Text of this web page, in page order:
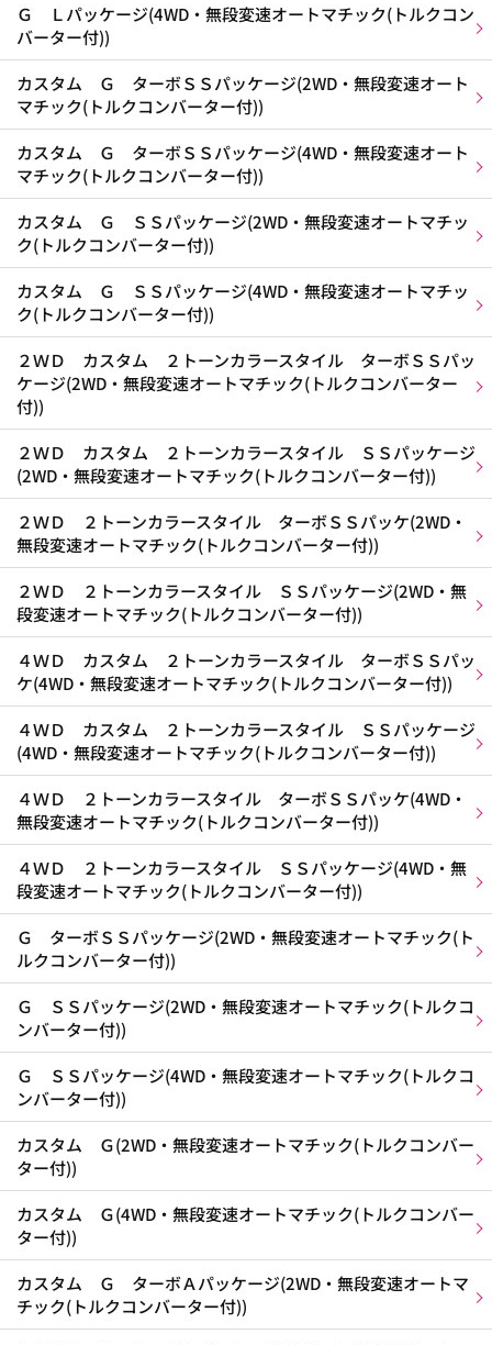
Ｇ Ｌパッケージ(4WD・無段変速オートマチック(トルクコン
バーター付))
カスタム Ｇ ターボＳＳパッケージ(2WD・無段変速オート
マチック(トルクコンバーター付))
カスタム Ｇ ターボＳＳパッケージ(4WD・無段変速オート
マチック(トルクコンバーター付))
カスタム Ｇ ＳＳパッケージ(2WD・無段変速オートマチッ
ク(トルクコンバーター付))
カスタム Ｇ ＳＳパッケージ(4WD・無段変速オートマチッ
ク(トルクコンバーター付))
２ＷＤ カスタム ２トーンカラースタイル ターボＳＳパッ
ケージ(2WD・無段変速オートマチック(トルクコンバーター
付))
２ＷＤ カスタム ２トーンカラースタイル ＳＳパッケージ
(2WD・無段変速オートマチック(トルクコンバーター付))
２ＷＤ ２トーンカラースタイル ターボＳＳパッケ(2WD・
無段変速オートマチック(トルクコンバーター付))
２ＷＤ ２トーンカラースタイル ＳＳパッケージ(2WD・無
段変速オートマチック(トルクコンバーター付))
４ＷＤ カスタム ２トーンカラースタイル ターボＳＳパッ
ケ(4WD・無段変速オートマチック(トルクコンバーター付))
４ＷＤ カスタム ２トーンカラースタイル ＳＳパッケージ
(4WD・無段変速オートマチック(トルクコンバーター付))
４ＷＤ ２トーンカラースタイル ターボＳＳパッケ(4WD・
無段変速オートマチック(トルクコンバーター付))
４ＷＤ ２トーンカラースタイル ＳＳパッケージ(4WD・無
段変速オートマチック(トルクコンバーター付))
Ｇ ターボＳＳパッケージ(2WD・無段変速オートマチック(ト
ルクコンバーター付))
Ｇ ＳＳパッケージ(2WD・無段変速オートマチック(トルクコ
ンバーター付))
Ｇ ＳＳパッケージ(4WD・無段変速オートマチック(トルクコ
ンバーター付))
カスタム Ｇ(2WD・無段変速オートマチック(トルクコンバー
ター付))
カスタム Ｇ(4WD・無段変速オートマチック(トルクコンバー
ター付))
カスタム Ｇ ターボＡパッケージ(2WD・無段変速オートマ
チック(トルクコンバーター付))